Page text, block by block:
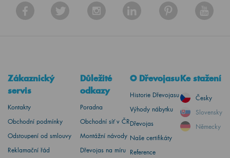
Zákaznický
servis
Kontakty
Obchodní podmínky
Odstoupení od smlouvy
Reklamační řád
Důležité
odkazy
Poradna
Obchodní síť v ČR
Montážní návody
Dřevojas na míru
O Dřevojasu
Historie Dřevojasu
Výhody nábytku
Dřevojas
Naše certifikáty
Reference
Ke stažení
Česky
Slovensky
Německy